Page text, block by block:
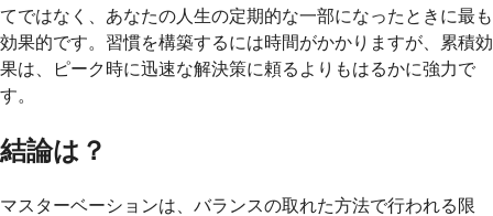
てではなく、あなたの人生の定期的な一部になったときに最も
効果的です。習慣を構築するには時間がかかりますが、累積効
果は、ピーク時に迅速な解決策に頼るよりもはるかに強力で
す。
結論は？
マスターベーションは、バランスの取れた方法で行われる限